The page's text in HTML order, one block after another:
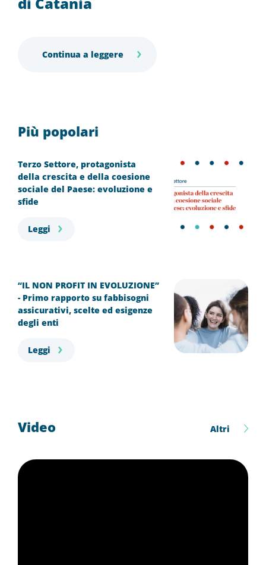
Continua a leggere
Più popolari
Terzo Settore, protagonista
della crescita e della coesione
sociale del Paese: evoluzione e
sfide
Leggi
“IL NON PROFIT IN EVOLUZIONE”
- Primo rapporto su fabbisogni
assicurativi, scelte ed esigenze
degli enti
Leggi
Video Altri